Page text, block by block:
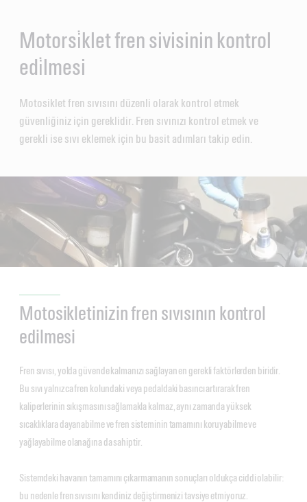
Motorsi̇klet fren sivisinin kontrol
edi̇lmesi
Motosiklet fren sıvısını düzenli olarak kontrol etmek
güvenliğiniz için gereklidir. Fren sıvınızı kontrol etmek ve
gerekli ise sıvı eklemek için bu basit adımları takip edin.
Motosikletinizin fren sıvısının kontrol
edilmesi
Fren sıvısı, yolda güvende kalmanızı sağlayan en gerekli faktörlerden biridir.
Bu sıvı yalnızca fren kolundaki veya pedaldaki basıncı artırarak fren
kaliperlerinin sıkışmasını sağlamakla kalmaz, aynı zamanda yüksek
sıcaklıklara dayanabilme ve fren sisteminin tamamını koruyabilme ve
yağlayabilme olanağına da sahiptir.
Sistemdeki havanın tamamını çıkarmamanın sonuçları oldukça ciddi olabilir:
bu nedenle fren sıvısını kendiniz değiştirmenizi tavsiye etmiyoruz.